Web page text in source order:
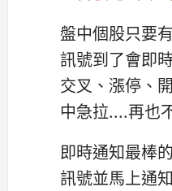
盤中個股只要
訊號到了會即
交叉、漲停、
中急拉....再也
即時通知最棒
訊號並馬上通